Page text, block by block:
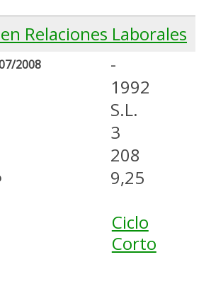
Relaciones Laborales
2008
-
1992
S.L.
3
208
9,25
Ciclo
Corto